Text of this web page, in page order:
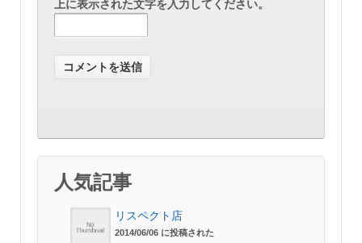
上に表示された文字を入力してください。
人気記事
リスペクト店
2014/06/06 に投稿された